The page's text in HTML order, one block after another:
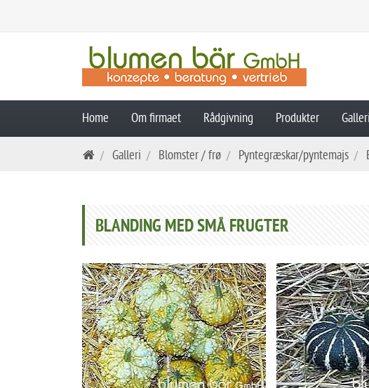
Home Om firmaet Rådgivning Produkter Galleri
Galleri Blomster / frø Pyntegræskar/pyntemajs
BLANDING MED SMÅ FRUGTER